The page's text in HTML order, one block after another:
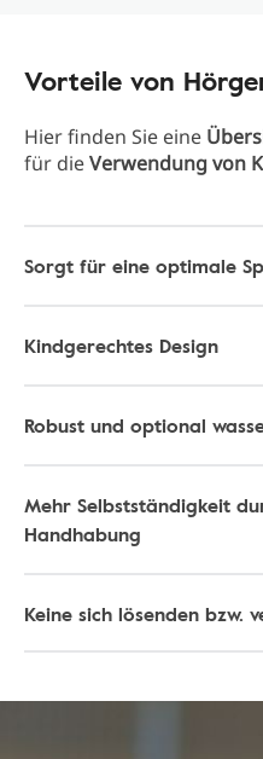
Vorteile von
Hier finden Sie eine
für dieVerwendung von
Sorgt für eine optimale
Kindgerechtes Design
Robust und optional
Mehr Selbstständigkeit
Handhabung
Keine sich lösenden bzw.